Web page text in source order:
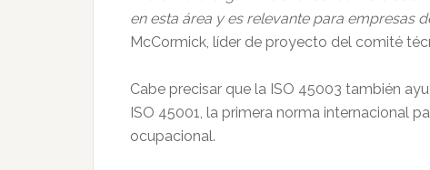
en esta área y es relevante para empresas
McCormick, líder de proyecto del comité
Cabe precisar que la ISO 45003 también
ISO 45001, la primera norma internacional
ocupacional.